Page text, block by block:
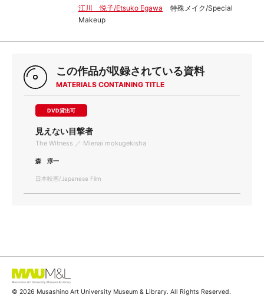
江川 悦子/Etsuko Egawa
特殊メイク/Special
Makeup
この作品が収録されている資料
MATERIALS CONTAINING TITLE
DVD貸出可
見えない目撃者
The Witness ／ Mienai mokugekisha
森 淳一
日本映画/Japanese Film
© 2026 Musashino Art University Museum & Library. All Rights Reserved.